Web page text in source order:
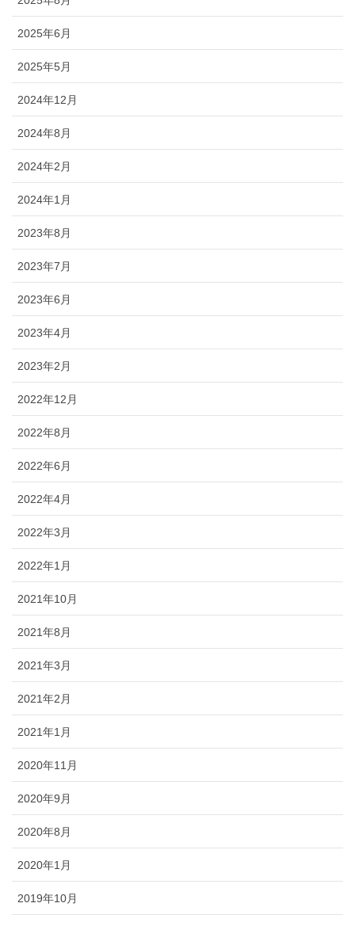
2025年6月
2025年5月
2024年12月
2024年8月
2024年2月
2024年1月
2023年8月
2023年7月
2023年6月
2023年4月
2023年2月
2022年12月
2022年8月
2022年6月
2022年4月
2022年3月
2022年1月
2021年10月
2021年8月
2021年3月
2021年2月
2021年1月
2020年11月
2020年9月
2020年8月
2020年1月
2019年10月